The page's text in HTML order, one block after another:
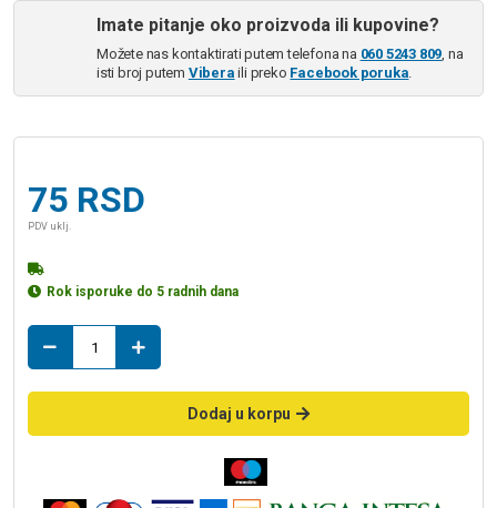
Imate pitanje oko proizvoda ili kupovine?
Možete nas kontaktirati putem telefona na 060 5243 809, na
isti broj putem Vibera ili preko Facebook poruka.
75 RSD
PDV uklj.
Rok isporuke do 5 radnih dana
elast.crevo
2224
Dodaj u korpu